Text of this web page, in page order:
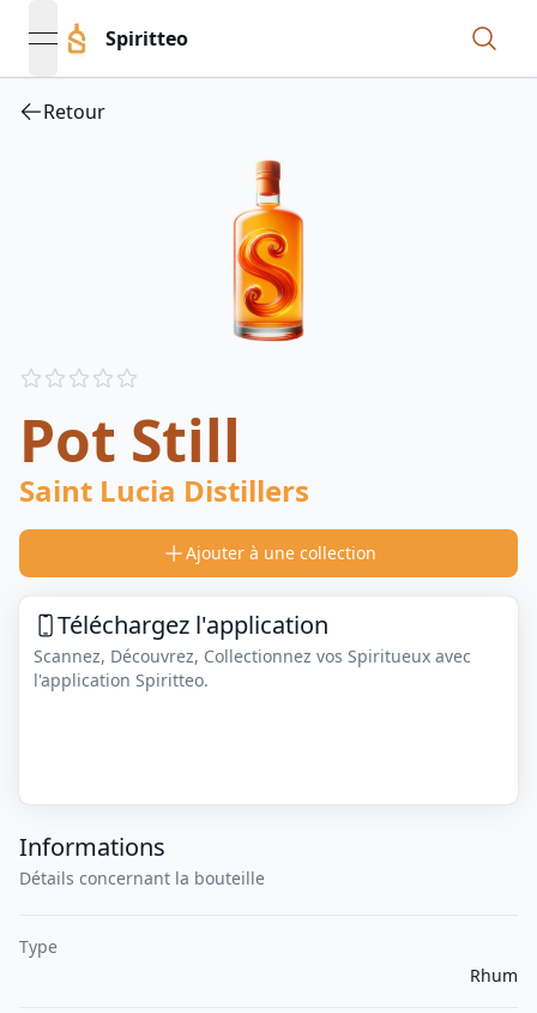
open navigation menu
Spiritteo
Retour
Reviews
Pot Still
Saint Lucia Distillers
Ajouter à une collection
Téléchargez l'application
Scannez, Découvrez, Collectionnez vos Spiritueux avec
l'application Spiritteo.
Informations
Détails concernant la bouteille
Type
Rhum